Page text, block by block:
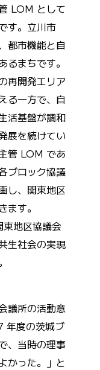
LOM として
す。立川市
都市機能と自
るまちです。
再開発エリア
る一方で、自
活基盤が調和
展を続けてい
管 LOM であ
ブロック協議
し、関東地区
す。
地区協議会
生社会の実現
議所の活動意
年度の茨城ブ
、当時の理事
かった。」と